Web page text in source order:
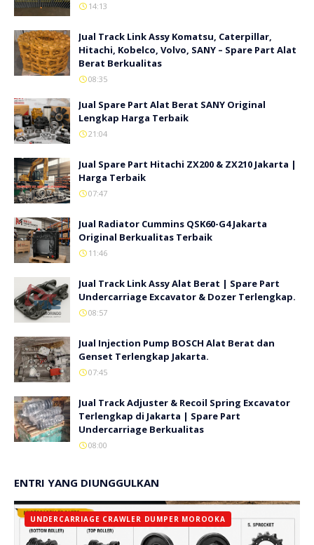
14:13
Jual Track Link Assy Komatsu, Caterpillar,
Hitachi, Kobelco, Volvo, SANY – Spare Part Alat
Berat Berkualitas
08:35
Jual Spare Part Alat Berat SANY Original
Lengkap Harga Terbaik
21:04
Jual Spare Part Hitachi ZX200 & ZX210 Jakarta |
Harga Terbaik
07:47
Jual Radiator Cummins QSK60-G4 Jakarta
Original Berkualitas Terbaik
11:46
Jual Track Link Assy Alat Berat | Spare Part
Undercarriage Excavator & Dozer Terlengkap.
08:57
Jual Injection Pump BOSCH Alat Berat dan
Genset Terlengkap Jakarta.
07:45
Jual Track Adjuster & Recoil Spring Excavator
Terlengkap di Jakarta | Spare Part
Undercarriage Berkualitas
08:00
ENTRI YANG DIUNGGULKAN
UNDERCARRIAGE CRAWLER DUMPER MOROOKA